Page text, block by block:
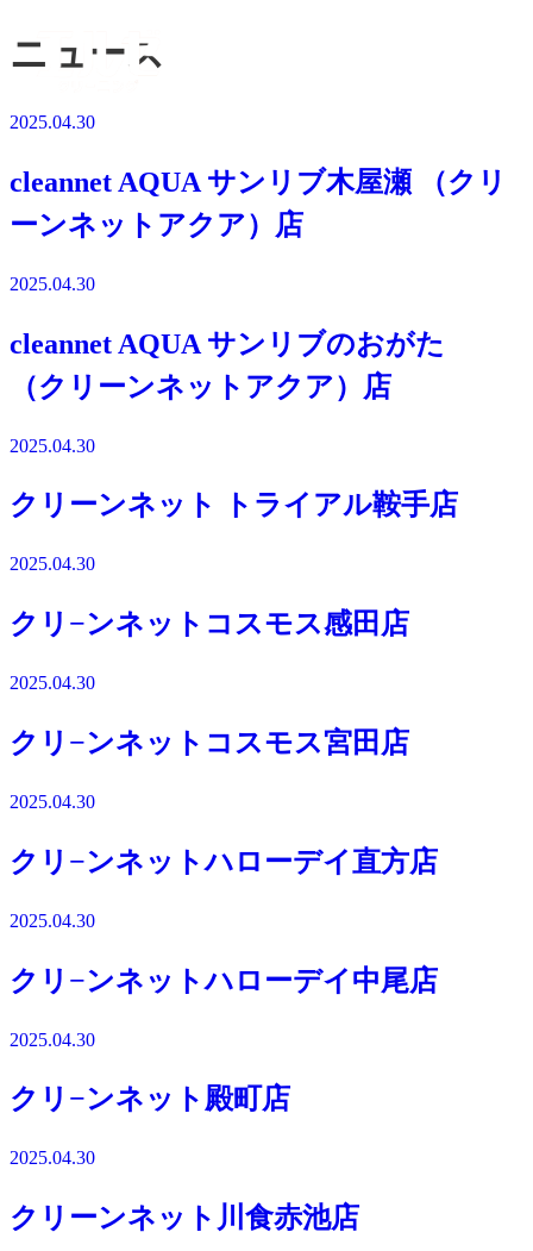
ニュース
2025.04.30
cleannet AQUA サンリブ木屋瀬 （クリ
ーンネットアクア）店
2025.04.30
cleannet AQUA サンリブのおがた
（クリーンネットアクア）店
2025.04.30
クリーンネット トライアル鞍手店
2025.04.30
クリ−ンネットコスモス感田店
2025.04.30
クリ−ンネットコスモス宮田店
2025.04.30
クリ−ンネットハローデイ直方店
2025.04.30
クリ−ンネットハローデイ中尾店
2025.04.30
クリ−ンネット殿町店
2025.04.30
クリーンネット川食赤池店